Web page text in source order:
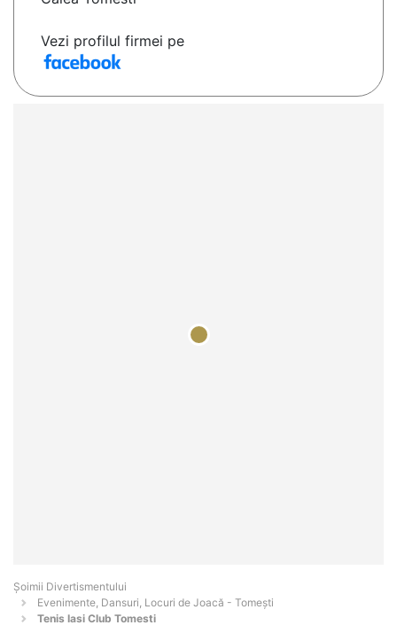
Vezi profilul firmei pe
Şoimii Divertismentului
Evenimente, Dansuri, Locuri de Joacă - Tomeşti
Tenis Iasi Club Tomesti